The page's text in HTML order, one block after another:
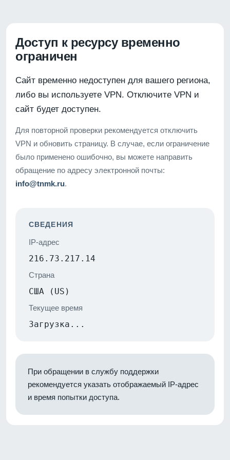
Доступ к ресурсу временно
ограничен
Сайт временно недоступен для вашего региона,
либо вы используете VPN. Отключите VPN и
сайт будет доступен.
Для повторной проверки рекомендуется отключить
VPN и обновить страницу. В случае, если ограничение
было применено ошибочно, вы можете направить
обращение по адресу электронной почты:
info@tnmk.ru.
СВЕДЕНИЯ
IP-адрес
216.73.217.14
Страна
США (US)
Текущее время
Загрузка...
При обращении в службу поддержки
рекомендуется указать отображаемый IP-адрес
и время попытки доступа.